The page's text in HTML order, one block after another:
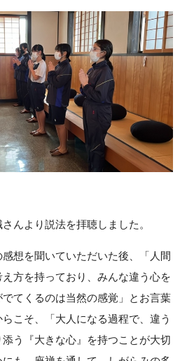
んより説法を拝聴しました。
想を聞いていただいた後、「人間
方を持っており、みんな違う心を
てくるのは当然の感覚」とお言葉
こそ、「大人になる過程で、違う
う『大きな心』を持つことが大切